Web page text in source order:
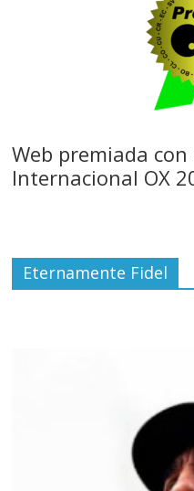
Web premiada con
Internacional OX
Eternamente Fidel